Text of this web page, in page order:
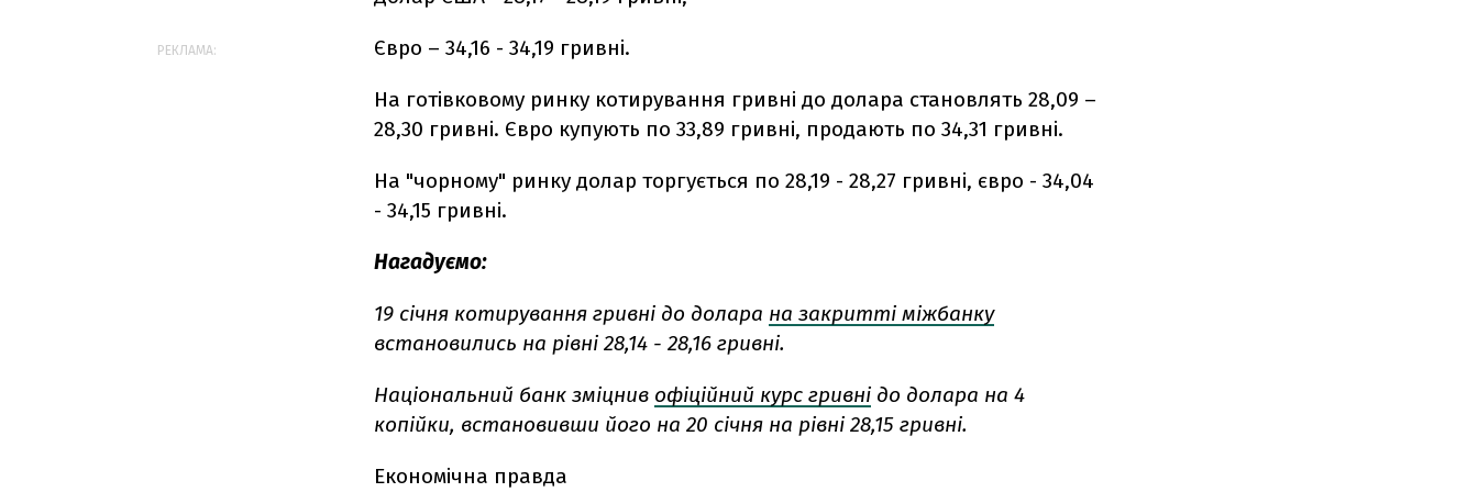
Євро – 34,16 - 34,19 гривні.
На готівковому ринку котирування гривні до долара становлять 28,09 –
28,30 гривні. Євро купують по 33,89 гривні, продають по 34,31 гривні.
На "чорному" ринку долар торгується по 28,19 - 28,27 гривні, євро - 34,04
- 34,15 гривні.
Нагадуємо:
19 січня котирування гривні до долара на закритті міжбанку
встановились на рівні 28,14 - 28,16 гривні.
Національний банк зміцнив офіційний курс гривні до долара на 4
копійки, встановивши його на 20 січня на рівні 28,15 гривні.
Економічна правда
РЕКЛАМА: